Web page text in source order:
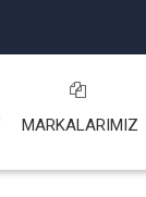
MARKALARIMIZ